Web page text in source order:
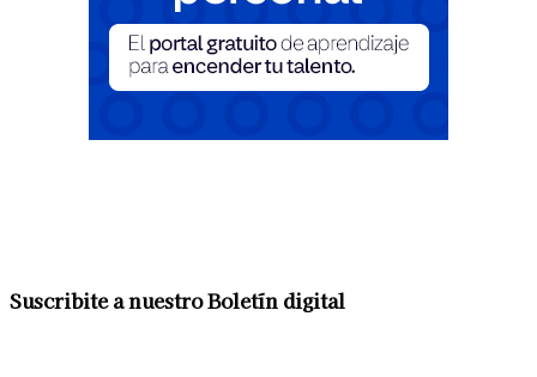
Suscribite a nuestro Boletín digital